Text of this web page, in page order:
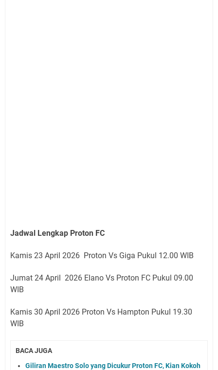
Jadwal Lengkap Proton FC
Kamis 23 April 2026 Proton Vs Giga Pukul 12.00 WIB
Jumat 24 April 2026 Elano Vs Proton FC Pukul 09.00
WIB
Kamis 30 April 2026 Proton Vs Hampton Pukul 19.30
WIB
BACA JUGA
Giliran Maestro Solo yang Dicukur Proton FC, Kian Kokoh